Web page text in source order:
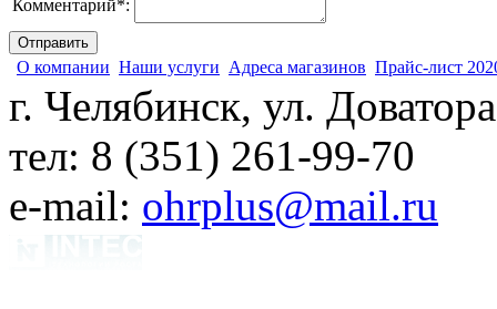
Комментарий*:
О компании Наши услуги Адреса магазинов Прайс-лист
г. Челябинск, ул.
тел: 8 (351) 261-99-70
e-mail: ohrplus@mail.ru